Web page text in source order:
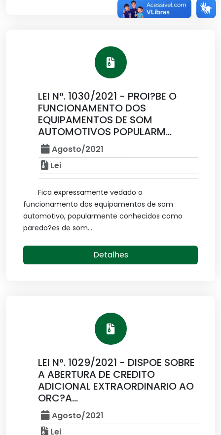
LEI N°. 1030/2021 - PROI?BE O
FUNCIONAMENTO DOS
EQUIPAMENTOS DE SOM
AUTOMOTIVOS POPULARM...
Agosto/2021
Lei
Fica expressamente vedado o
funcionamento dos equipamentos de som
automotivo, popularmente conhecidos como
paredo?es de som...
Detalhes
LEI N°. 1029/2021 - DISPOE SOBRE
A ABERTURA DE CREDITO
ADICIONAL EXTRAORDINARIO AO
ORC?A...
Agosto/2021
Lei